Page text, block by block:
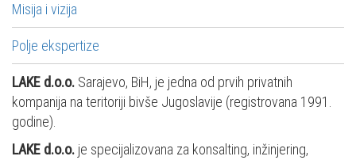
Misija i vizija
Polje ekspertize
LAKE d.o.o. Sarajevo, BiH, je jedna od prvih privatnih
kompanija na teritoriji bivše Jugoslavije (registrovana 1991.
godine).
LAKE d.o.o. je specijalizovana za konsalting, inžinjering,